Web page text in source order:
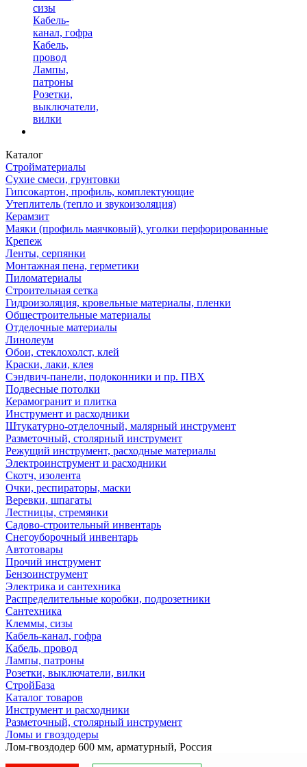
сизы
Кабель-
канал, гофра
Кабель,
провод
Лампы,
патроны
Розетки,
выключатели,
вилки
Каталог
Стройматериалы
Сухие смеси, грунтовки
Гипсокартон, профиль, комплектующие
Утеплитель (тепло и звукоизоляция)
Керамзит
Маяки (профиль маячковый), уголки перфорированные
Крепеж
Ленты, серпянки
Монтажная пена, герметики
Пиломатериалы
Строительная сетка
Гидроизоляция, кровельные материалы, пленки
Общестроительные материалы
Отделочные материалы
Линолеум
Обои, стеклохолст, клей
Краски, лаки, клея
Сэндвич-панели, подоконники и пр. ПВХ
Подвесные потолки
Керамогранит и плитка
Инструмент и расходники
Штукатурно-отделочный, малярный инструмент
Разметочный, столярный инструмент
Режущий инструмент, расходные материалы
Электроинструмент и расходники
Скотч, изолента
Очки, респираторы, маски
Веревки, шпагаты
Лестницы, стремянки
Садово-строительный инвентарь
Снегоуборочный инвентарь
Автотовары
Прочий инструмент
Бензоинструмент
Электрика и сантехника
Распределительные коробки, подрозетники
Сантехника
Клеммы, сизы
Кабель-канал, гофра
Кабель, провод
Лампы, патроны
Розетки, выключатели, вилки
СтройБаза
Каталог товаров
Инструмент и расходники
Разметочный, столярный инструмент
Ломы и гвоздодеры
Лом-гвоздодер 600 мм, арматурный, Россия